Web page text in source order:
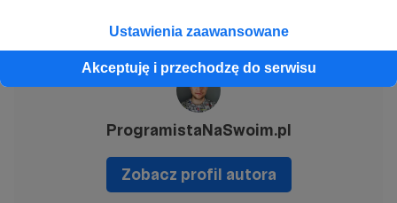
Ustawienia zaawansowane
Akceptuję i przechodzę do serwisu
ProgramistaNaSwoim.pl
Zobacz profil autora